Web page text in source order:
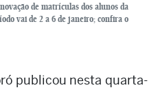
de matrículas dos alunos da
vai de 2 a 6 de janeiro; confira o
publicou nesta quarta-